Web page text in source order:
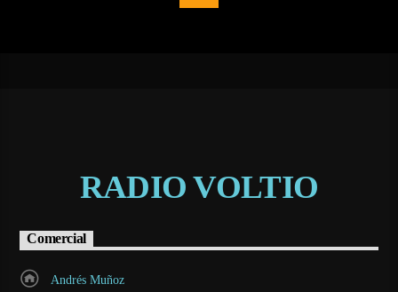
RADIO VOLTIO
Comercial
Andrés Muñoz